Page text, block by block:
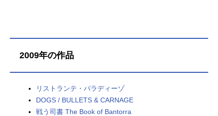
2009年の作品
リストランテ・パラディーゾ
DOGS / BULLETS & CARNAGE
戦う司書 The Book of Bantorra